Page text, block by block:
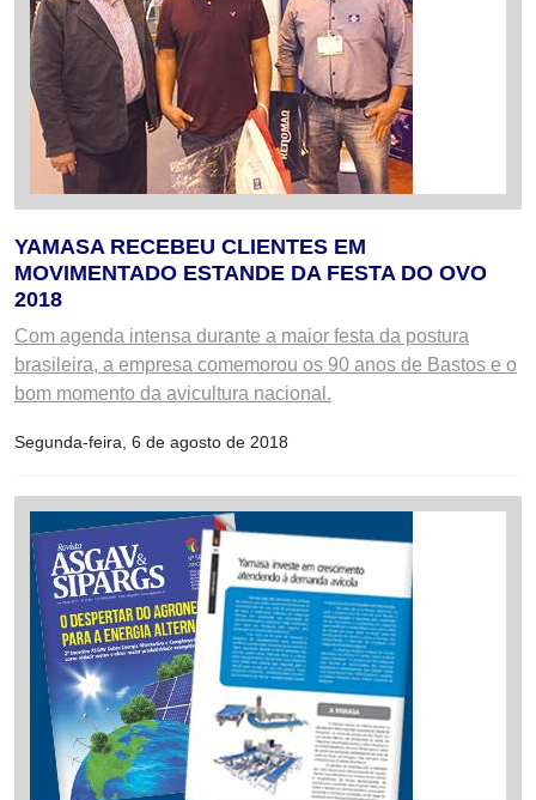
YAMASA RECEBEU CLIENTES EM
MOVIMENTADO ESTANDE DA FESTA DO OVO
2018
Com agenda intensa durante a maior festa da postura
brasileira, a empresa comemorou os 90 anos de Bastos e o
bom momento da avicultura nacional.
Segunda-feira, 6 de agosto de 2018